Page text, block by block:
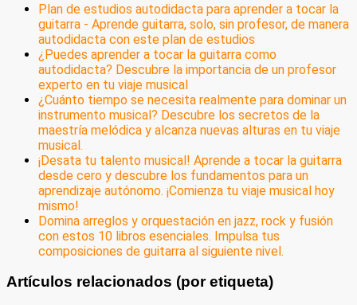
Plan de estudios autodidacta para aprender a tocar la
guitarra - Aprende guitarra, solo, sin profesor, de manera
autodidacta con este plan de estudios
¿Puedes aprender a tocar la guitarra como
autodidacta? Descubre la importancia de un profesor
experto en tu viaje musical
¿Cuánto tiempo se necesita realmente para dominar un
instrumento musical? Descubre los secretos de la
maestría melódica y alcanza nuevas alturas en tu viaje
musical.
¡Desata tu talento musical! Aprende a tocar la guitarra
desde cero y descubre los fundamentos para un
aprendizaje autónomo. ¡Comienza tu viaje musical hoy
mismo!
Domina arreglos y orquestación en jazz, rock y fusión
con estos 10 libros esenciales. Impulsa tus
composiciones de guitarra al siguiente nivel.
Artículos relacionados (por etiqueta)